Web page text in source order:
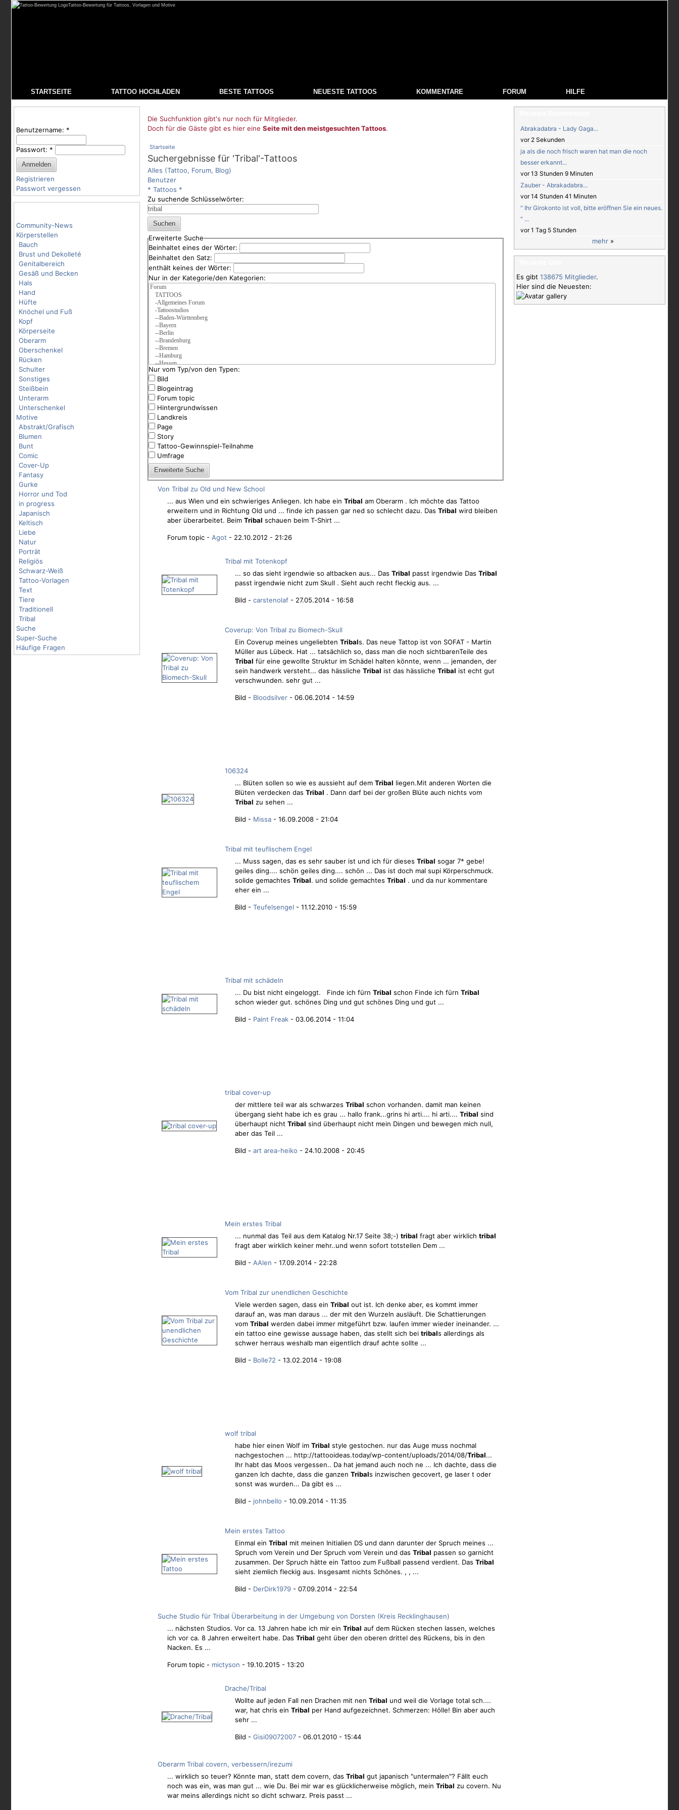
Tattoo-Bewertung für Tattoos, Vorlagen und Motive
STARTSEITE TATTOO HOCHLADEN BESTE TATTOOS NEUESTE TATTOOS KOMMENTARE FORUM HILFE
Benutzername: *
Passwort: *
Registrieren
Passwort vergessen
Community-News
Körperstellen
Bauch
Brust und Dekolleté
Genitalbereich
Gesäß und Becken
Hals
Hand
Hüfte
Knöchel und Fuß
Kopf
Körperseite
Oberarm
Oberschenkel
Rücken
Schulter
Sonstiges
Steißbein
Unterarm
Unterschenkel
Motive
Abstrakt/Grafisch
Blumen
Bunt
Comic
Cover-Up
Fantasy
Gurke
Horror und Tod
in progress
Japanisch
Keltisch
Liebe
Natur
Porträt
Religiös
Schwarz-Weiß
Tattoo-Vorlagen
Text
Tiere
Traditionell
Tribal
Suche
Super-Suche
Häufige Fragen
Die Suchfunktion gibt's nur noch für Mitglieder.
Doch für die Gäste gibt es hier eine Seite mit den meistgesuchten Tattoos.
Startseite
Suchergebnisse für 'Tribal'-Tattoos
Alles (Tattoo, Forum, Blog)
Benutzer
* Tattoos *
Zu suchende Schlüsselwörter:
Erweiterte Suche
Beinhaltet eines der Wörter:
Beinhaltet den Satz:
enthält keines der Wörter:
Nur in der Kategorie/den Kategorien:
Nur vom Typ/von den Typen:
Bild
Blogeintrag
Forum topic
Hintergrundwissen
Landkreis
Page
Story
Tattoo-Gewinnspiel-Teilnahme
Umfrage
Von Tribal zu Old und New School
... aus Wien und ein schwieriges Anliegen. Ich habe ein Tribal am Oberarm . Ich möchte das Tattoo
erweitern und in Richtung Old und ... finde ich passen gar ned so schlecht dazu. Das Tribal wird bleiben
aber überarbeitet. Beim Tribal schauen beim T-Shirt ...
Forum topic - Agot - 22.10.2012 - 21:26
Tribal mit Totenkopf
... so das sieht irgendwie so altbacken aus... Das Tribal passt irgendwie Das Tribal
passt irgendwie nicht zum Skull . Sieht auch recht fleckig aus. ...
Bild - carstenolaf- 27.05.2014 - 16:58
Coverup: Von Tribal zu Biomech-Skull
Ein Coverup meines ungeliebten Tribals. Das neue Tattop ist von SOFAT - Martin
Müller aus Lübeck. Hat ... tatsächlich so, dass man die noch sichtbarenTeile des
Tribal für eine gewollte Struktur im Schädel halten könnte, wenn ... jemanden, der
sein handwerk versteht... das hässliche Tribal ist das hässliche Tribal ist echt gut
verschwunden. sehr gut ...
Bild - Bloodsilver- 06.06.2014 - 14:59
106324
... Blüten sollen so wie es aussieht auf dem Tribal liegen.Mit anderen Worten die
Blüten verdecken das Tribal . Dann darf bei der großen Blüte auch nichts vom
Tribal zu sehen ...
Bild - Missa- 16.09.2008 - 21:04
Tribal mit teuflischem Engel
... Muss sagen, das es sehr sauber ist und ich für dieses Tribal sogar 7* gebe!
geiles ding.... schön geiles ding.... schön ... Das ist doch mal supi Körperschmuck.
solide gemachtes Tribal. und solide gemachtes Tribal . und da nur kommentare
eher ein ...
Bild - Teufelsengel - 11.12.2010 - 15:59
Tribal mit schädeln
... Du bist nicht eingeloggt. Finde ich fürn Tribal schon Finde ich fürn Tribal
schon wieder gut. schönes Ding und gut schönes Ding und gut ...
Bild - Paint Freak- 03.06.2014 - 11:04
tribal cover-up
der mittlere teil war als schwarzes Tribal schon vorhanden. damit man keinen
übergang sieht habe ich es grau ... hallo frank...grins hi arti.... hi arti.... Tribal sind
überhaupt nicht Tribal sind überhaupt nicht mein Dingen und bewegen mich null,
aber das Teil ...
Bild - art area-heiko - 24.10.2008 - 20:45
Mein erstes Tribal
... nunmal das Teil aus dem Katalog Nr.17 Seite 38;-) tribal fragt aber wirklich tribal
fragt aber wirklich keiner mehr..und wenn sofort totstellen Dem ...
Bild - AAlen - 17.09.2014 - 22:28
Vom Tribal zur unendlichen Geschichte
Viele werden sagen, dass ein Tribal out ist. Ich denke aber, es kommt immer
darauf an, was man daraus ... der mit den Wurzeln ausläuft. Die Schattierungen
vom Tribal werden dabei immer mitgeführt bzw. laufen immer wieder ineinander. ...
ein tattoo eine gewisse aussage haben, das stellt sich bei tribals allerdings als
schwer herraus weshalb man eigentlich drauf achte sollte ...
Bild - Bolle72 - 13.02.2014 - 19:08
wolf tribal
habe hier einen Wolf im Tribal style gestochen. nur das Auge muss nochmal
nachgestochen ... http://tattooideas.today/wp-content/uploads/2014/08/Tribal...
Ihr habt das Moos vergessen.. Da hat jemand auch noch ne ... Ich dachte, dass die
ganzen Ich dachte, dass die ganzen Tribals inzwischen gecovert, ge laser t oder
sonst was wurden... Da gibt es ...
Bild - johnbello - 10.09.2014 - 11:35
Mein erstes Tattoo
Einmal ein Tribal mit meinen Initialien DS und dann darunter der Spruch meines ...
Spruch vom Verein und Der Spruch vom Verein und das Tribal passen so garnicht
zusammen. Der Spruch hätte ein Tattoo zum Fußball passend verdient. Das Tribal
sieht ziemlich fleckig aus. Insgesamt nichts Schönes. , , ...
Bild - DerDirk1979- 07.09.2014 - 22:54
Suche Studio für Tribal Überarbeitung in der Umgebung von Dorsten (Kreis Recklinghausen)
... nächsten Studios. Vor ca. 13 Jahren habe ich mir ein Tribal auf dem Rücken stechen lassen, welches
ich vor ca. 8 Jahren erweitert habe. Das Tribal geht über den oberen drittel des Rückens, bis in den
Nacken. Es ...
Forum topic - mictyson - 19.10.2015 - 13:20
Drache/Tribal
Wollte auf jeden Fall nen Drachen mit nen Tribal und weil die Vorlage total sch....
war, hat chris ein Tribal per Hand aufgezeichnet. Schmerzen: Hölle! Bin aber auch
sehr ...
Bild - Gisi09072007- 06.01.2010 - 15:44
Oberarm Tribal covern, verbessern/irezumi
... wirklich so teuer? Könnte man, statt dem covern, das Tribal gut japanisch "untermalen"? Fällt euch
noch was ein, was man gut ... wie Du. Bei mir war es glücklicherweise möglich, mein Tribal zu covern. Nu
war meins allerdings nicht so dicht schwarz. Preis passt ...
Abrakadabra - Lady Gaga...
vor 2 Sekunden
ja als die noch frisch waren hat man die noch
besser erkannt...
vor 13 Stunden 9 Minuten
Zauber - Abrakadabra...
vor 14 Stunden 41 Minuten
" Ihr Girokonto ist voll, bitte eröffnen Sie ein neues.
" ...
vor 1 Tag 5 Stunden
mehr »
Es gibt 138675 Mitglieder.
Hier sind die Neuesten: